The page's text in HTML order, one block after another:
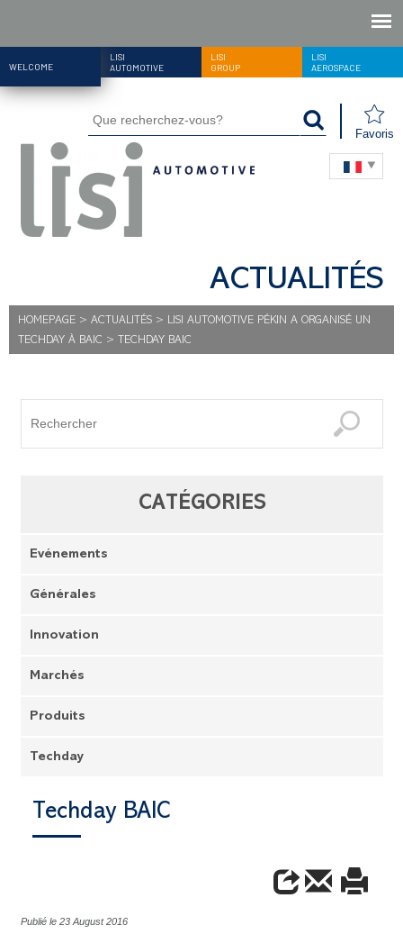
WELCOME
LISI
AUTOMOTIVE
LISI
GROUP
LISI
AEROSPACE
Favoris
ACTUALITÉS
HOMEPAGE > ACTUALITÉS > LISI AUTOMOTIVE PÉKIN A ORGANISÉ UN
TECHDAY À BAIC > TECHDAY BAIC
CATÉGORIES
Evénements
Générales
Innovation
Marchés
Produits
Techday
Techday BAIC
Publié le 23 August 2016